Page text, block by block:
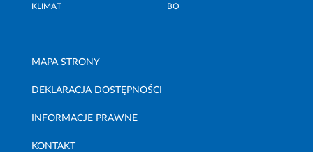
KLIMAT BO
MAPA STRONY
DEKLARACJA DOSTĘPNOŚCI
INFORMACJE PRAWNE
KONTAKT